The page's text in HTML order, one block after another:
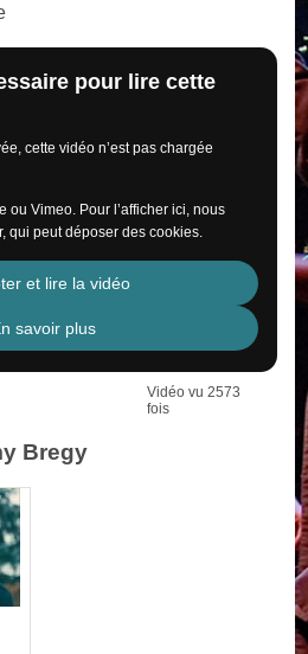
pour lire cette
cette vidéo n’est pas chargée
ou Vimeo. Pour l’afficher ici, nous
qui peut déposer des cookies.
et lire la vidéo
savoir plus
Vidéo vu 2573
fois
Bregy